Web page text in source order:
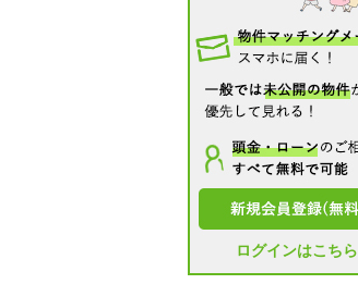
ログインはこちら